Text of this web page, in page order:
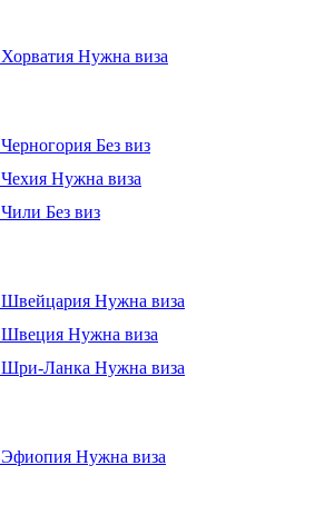
Хорватия Нужна виза
Черногория Без виз
Чехия Нужна виза
Чили Без виз
Швейцария Нужна виза
Швеция Нужна виза
Шри-Ланка Нужна виза
Эфиопия Нужна виза